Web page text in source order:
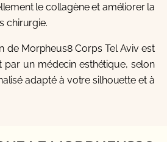
le collagène et améliorer la
chirurgie.
de Morpheus8 Corps Tel Aviv est
par un médecin esthétique, selon
adapté à votre silhouette et à